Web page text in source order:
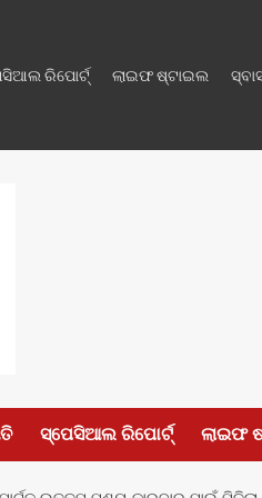
ରିପୋର୍ଟ୍ ଲାଇଫ ଷ୍ଟାଇଲ
ସ୍ପେସିଆଲ ରିପୋର୍ଟ୍ ଲାଇଫ